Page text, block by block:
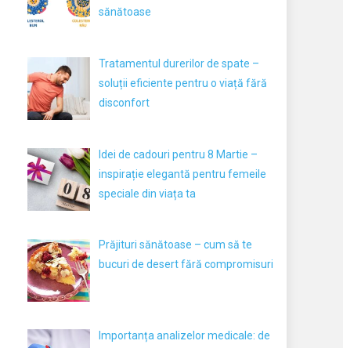
sănătoase
Tratamentul durerilor de spate –
soluții eficiente pentru o viață fără
disconfort
Idei de cadouri pentru 8 Martie –
inspirație elegantă pentru femeile
speciale din viața ta
Prăjituri sănătoase – cum să te
bucuri de desert fără compromisuri
Importanța analizelor medicale: de